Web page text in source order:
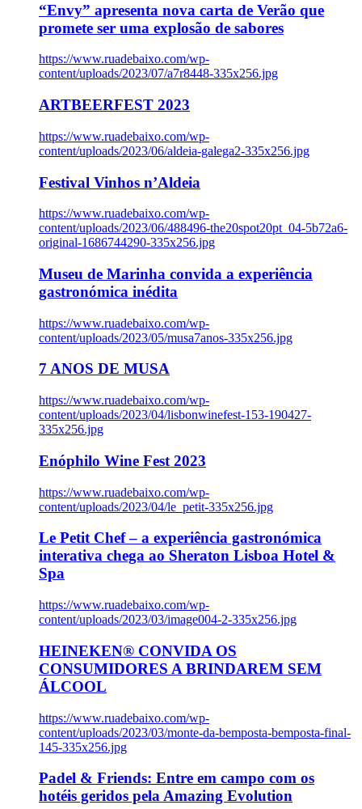
“Envy” apresenta nova carta de Verão que
promete ser uma explosão de sabores
https://www.ruadebaixo.com/wp-
content/uploads/2023/07/a7r8448-335x256.jpg
ARTBEERFEST 2023
https://www.ruadebaixo.com/wp-
content/uploads/2023/06/aldeia-galega2-335x256.jpg
Festival Vinhos n’Aldeia
https://www.ruadebaixo.com/wp-
content/uploads/2023/06/488496-the20spot20pt_04-5b72a6-
original-1686744290-335x256.jpg
Museu de Marinha convida a experiência
gastronómica inédita
https://www.ruadebaixo.com/wp-
content/uploads/2023/05/musa7anos-335x256.jpg
7 ANOS DE MUSA
https://www.ruadebaixo.com/wp-
content/uploads/2023/04/lisbonwinefest-153-190427-
335x256.jpg
Enóphilo Wine Fest 2023
https://www.ruadebaixo.com/wp-
content/uploads/2023/04/le_petit-335x256.jpg
Le Petit Chef – a experiência gastronómica
interativa chega ao Sheraton Lisboa Hotel &
Spa
https://www.ruadebaixo.com/wp-
content/uploads/2023/03/image004-2-335x256.jpg
HEINEKEN® CONVIDA OS
CONSUMIDORES A BRINDAREM SEM
ÁLCOOL
https://www.ruadebaixo.com/wp-
content/uploads/2023/03/monte-da-bemposta-bemposta-final-
145-335x256.jpg
Padel & Friends: Entre em campo com os
hotéis geridos pela Amazing Evolution